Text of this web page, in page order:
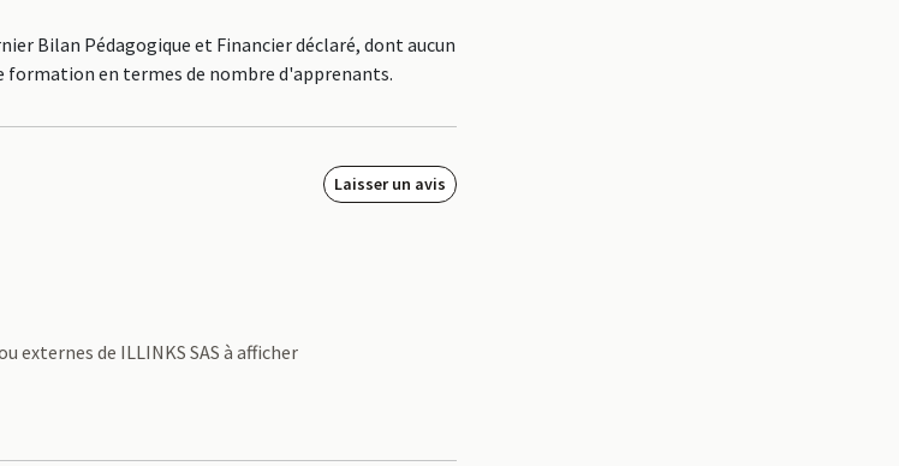
Bilan Pédagogique et Financier déclaré, dont aucun
formation en termes de nombre d'apprenants.
Laisser un avis
externes de ILLINKS SAS à afficher